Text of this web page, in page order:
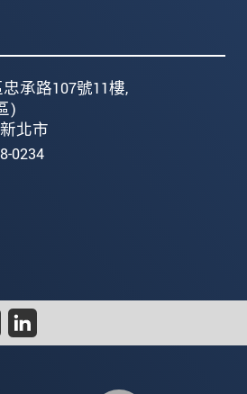
承路107號11樓,
)
北市
0234